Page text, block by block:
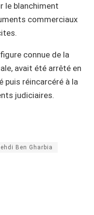
le blanchiment
commerciaux
connue de la
avait été arrêté en
puis réincarcéré à la
judiciaires.
Ben Gharbia